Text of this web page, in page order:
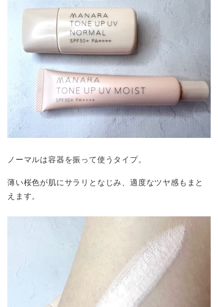
ノーマルは容器を振って使うタイプ。
薄い桜色が肌にサラリとなじみ、適度なツヤ感もまと
えます。